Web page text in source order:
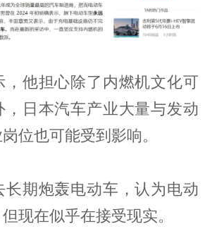
，他担心除了内燃机文化可
，日本汽车产业大量与发动
位也可能受到影响。
长期炮轰电动车，认为电动
现在似乎在接受现实。